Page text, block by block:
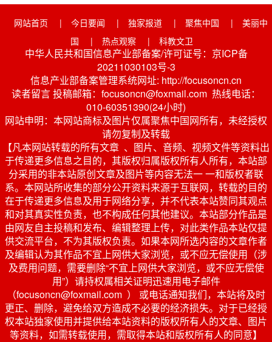
网站首页 | 今日要闻 | 独家报道 | 聚焦中国 |
美丽中
国
| 热点观察 | 科教文卫
中华人民共和国信息产业部备案/许可证号：京ICP备
20211030103号-3
信息产业部备案管理系统网址: http://focusoncn.cn
读者留言 投稿邮箱：focusoncn@foxmail.com 热线电话：
010-60351390(24小时)
网站申明：本网站商标及图片仅属聚焦中国网所有，未经授权
请勿复制及转载
【凡本网站转载的所有文章 、图片、音频、视频文件等资料出
于传递更多信息之目的，其版权归属版权所有人所有，本站部
分采用的非本站原创文章及图片等内容无法一 一和版权者联
系。本网站所收集的部分公开资料来源于互联网，转载的目的
在于传递更多信息及用于网络分享，并不代表本站赞同其观点
和对其真实性负责，也不构成任何其他建议。本站部分作品是
由网友自主投稿和发布、编辑整理上传，对此类作品本站仅提
供交流平台，不为其版权负责。如果本网所选内容的文章作者
及编辑认为其作品不宜上网供大家浏览，或不应无偿使用（涉
及费用问题，需要删除“不宜上网供大家浏览，或不应无偿使
用”）请持权属相关证明迅速用电子邮件
（focusoncn@foxmail.com ） 或电话通知我们，本站将及时
更正、删除，避免给双方造成不必要的经济损失。对于已经授
权本站独家使用并提供给本站资料的版权所有人的文章、图片
等资料，如需转载使用，需取得本站和版权所有人的同意】